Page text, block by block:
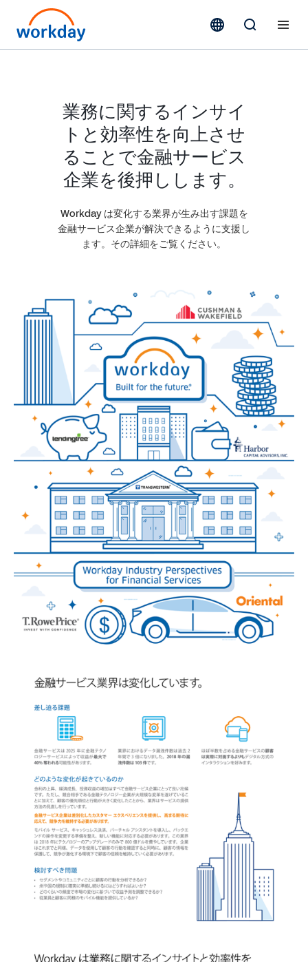
業務に関するインサイ
トと効率性を向上させ
ることで金融サービス
企業を後押しします。
Workday は変化する業界が生み出す課題を
金融サービス企業が解決できるように支援し
ます。その詳細をご覧ください。